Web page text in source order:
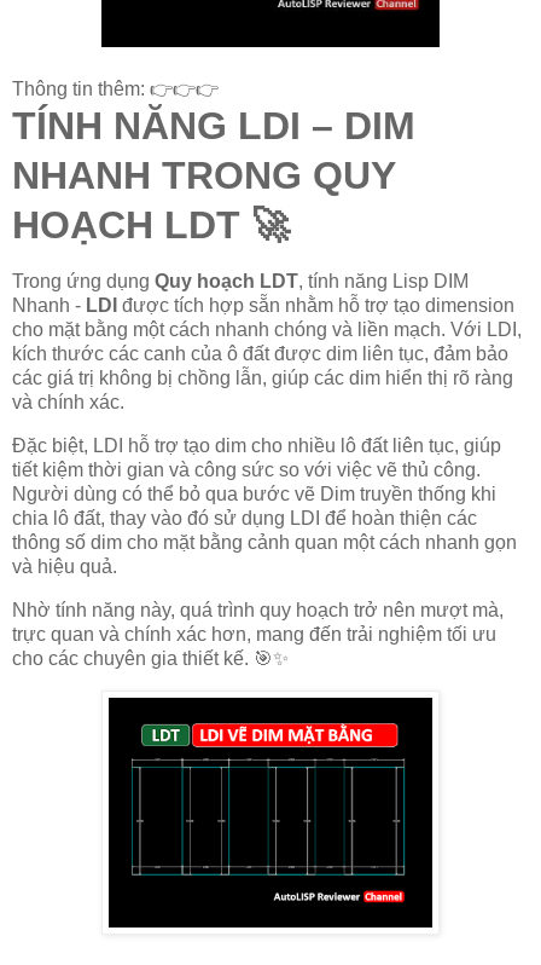
Thông tin thêm: 👉👉👉
TÍNH NĂNG LDI – DIM
NHANH TRONG QUY
HOẠCH LDT 🚀
Trong ứng dụng Quy hoạch LDT, tính năng Lisp DIM
Nhanh - LDI được tích hợp sẵn nhằm hỗ trợ tạo dimension
cho mặt bằng một cách nhanh chóng và liền mạch. Với LDI,
kích thước các canh của ô đất được dim liên tục, đảm bảo
các giá trị không bị chồng lẫn, giúp các dim hiển thị rõ ràng
và chính xác.
Đặc biệt, LDI hỗ trợ tạo dim cho nhiều lô đất liên tục, giúp
tiết kiệm thời gian và công sức so với việc vẽ thủ công.
Người dùng có thể bỏ qua bước vẽ Dim truyền thống khi
chia lô đất, thay vào đó sử dụng LDI để hoàn thiện các
thông số dim cho mặt bằng cảnh quan một cách nhanh gọn
và hiệu quả.
Nhờ tính năng này, quá trình quy hoạch trở nên mượt mà,
trực quan và chính xác hơn, mang đến trải nghiệm tối ưu
cho các chuyên gia thiết kế. 🎯✨